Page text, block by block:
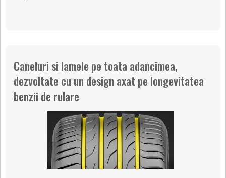
Caneluri si lamele pe toata adancimea,
dezvoltate cu un design axat pe longevitatea
benzii de rulare